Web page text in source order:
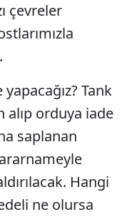
çevreler
Tank
alıp orduya iade
saplanan
Hangi
ne olursa